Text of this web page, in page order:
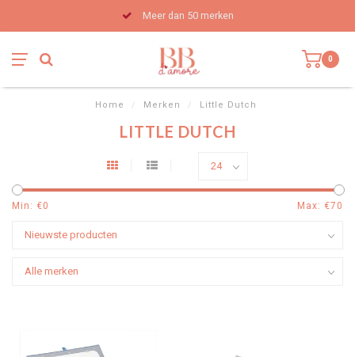
Meer dan 50 merken
0
Home / Merken / Little Dutch
LITTLE DUTCH
Min: €0 Max: €70